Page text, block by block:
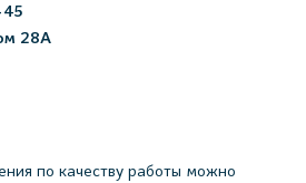
45
28А
по качеству работы можно